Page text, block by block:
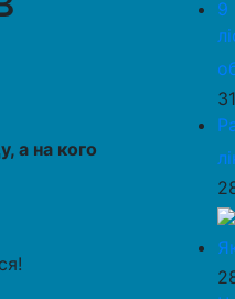
а на кого
9